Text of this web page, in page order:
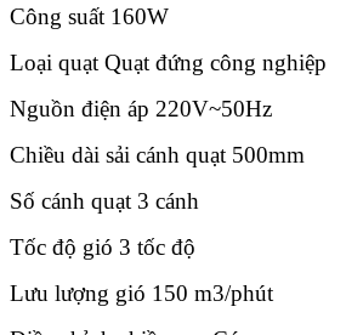
Công suất 160W
Loại quạt Quạt đứng công nghiệp
Nguồn điện áp 220V~50Hz
Chiều dài sải cánh quạt 500mm
Số cánh quạt 3 cánh
Tốc độ gió 3 tốc độ
Lưu lượng gió 150 m3/phút